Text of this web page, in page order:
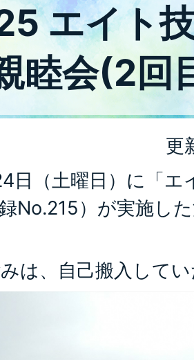
エイト
睦会(2回
更
日（土曜日）に「エ
No.215）が実施し
は、自己搬入して